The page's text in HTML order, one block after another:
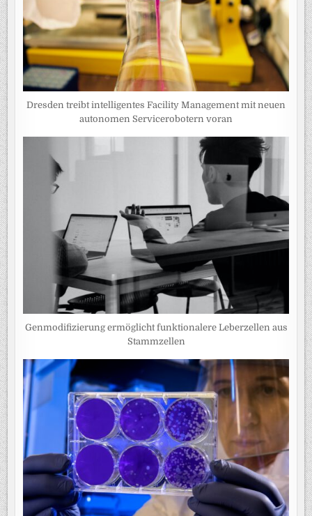
Dresden treibt intelligentes Facility Management mit neuen
autonomen Servicerobotern voran
Genmodifizierung ermöglicht funktionalere Leberzellen aus
Stammzellen